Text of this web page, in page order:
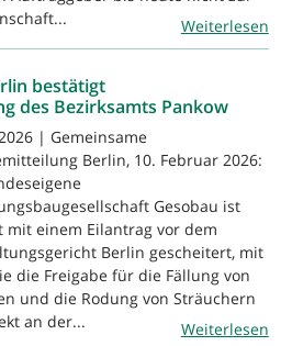
Weiterlesen
bestätigt
des Bezirksamts Pankow
| Gemeinsame
Berlin, 10. Februar 2026:
Gesobau ist
mit einem Eilantrag vor dem
Berlin gescheitert, mit
die Freigabe für die Fällung von
und die Rodung von Sträuchern
an der...
Weiterlesen